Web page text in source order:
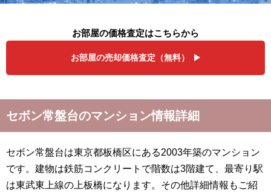
お部屋の価格査定はこちらから
お部屋の売却価格査定（無料）
セボン常盤台のマンション情報詳細
セボン常盤台は東京都板橋区にある2003年築のマンション
です。建物は鉄筋コンクリートで階数は3階建て、最寄り駅
は東武東上線の上板橋になります。その他詳細情報もご紹